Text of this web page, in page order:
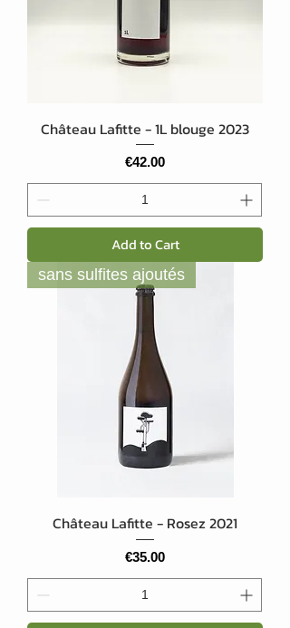
Château Lafitte - 1L blouge 2023
Price
€42.00
Add to Cart
sans sulfites ajoutés
Château Lafitte - Rosez 2021
Price
€35.00